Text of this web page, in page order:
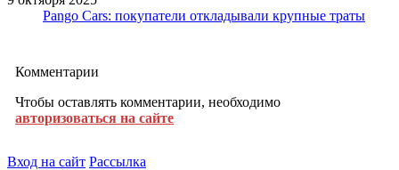
Pango Cars: покупатели откладывали крупные траты
Комментарии
Чтобы оставлять комментарии, необходимо
авторизоваться на сайте
Вход на сайт Рассылка